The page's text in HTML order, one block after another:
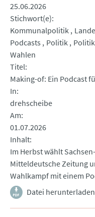
25.06.2026
Stichwort(e)
Kommunalpolitik
Podcasts
Politik
Wahlen
Titel
Making-of: Ein Podcast
In
drehscheibe
Am
01.07.2026
Inhalt
Im Herbst wählt
Mitteldeutsche Zeitung
Wahlkampf mit einem
Datei herunterladen